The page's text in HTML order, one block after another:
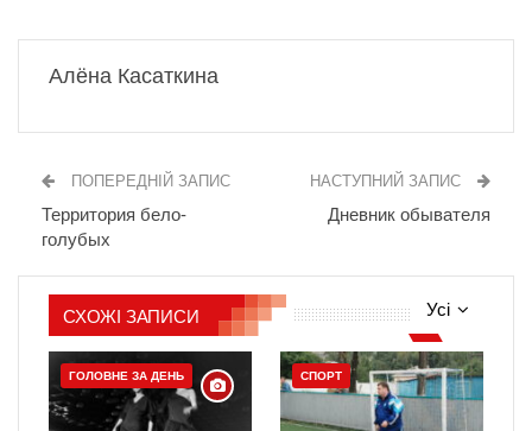
Алёна Касаткина
ПОПЕРЕДНІЙ ЗАПИС
Территория бело-
голубых
НАСТУПНИЙ ЗАПИС
Дневник обывателя
Усі
СХОЖІ ЗАПИСИ
ГОЛОВНЕ ЗА ДЕНЬ СПОРТ